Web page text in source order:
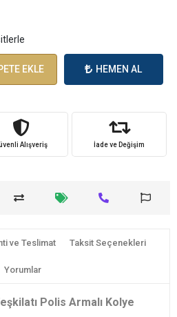
EKLE HEMEN AL
Alışveriş İade ve Değişim
ve Teslimat Taksit Seçenekleri
Yorumlar
Polis Armalı Kolye